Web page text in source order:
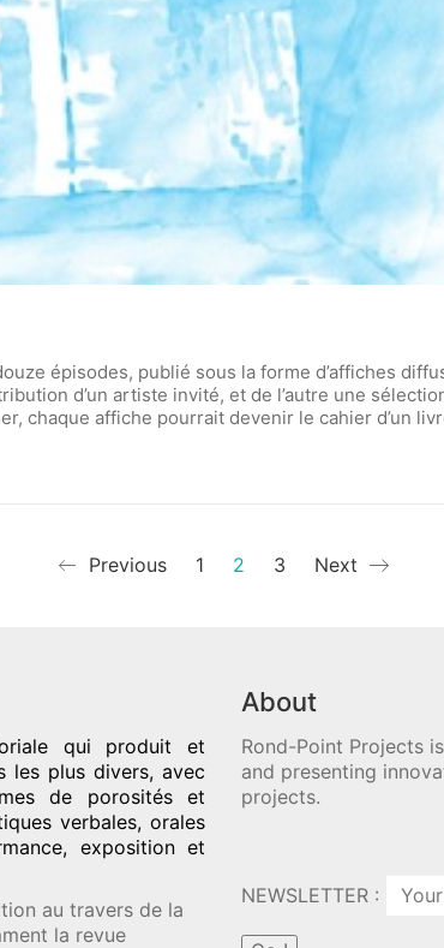
épisodes, publié sous la forme d’affiches
d’un artiste invité, et de l’autre une
chaque affiche pourrait devenir le cahier d’un
Previous 1 2 3 Next
qui produit et
les plus divers, avec
de porosités et
verbales, orales
exposition et
au travers de la
la revue
About
Rond-Point Projects
and presenting
projects.
NEWSLETTER :